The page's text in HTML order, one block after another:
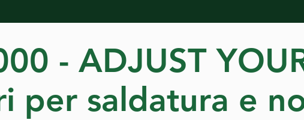
- ADJUST
per saldatura e